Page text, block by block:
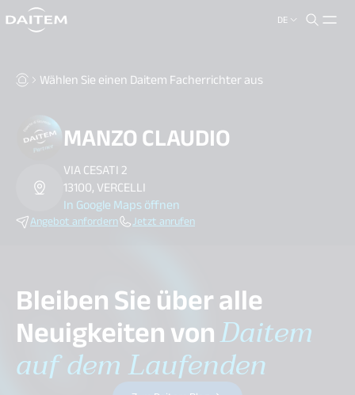
DE
search.label
Wählen Sie einen Daitem Facherrichter aus
MANZO CLAUDIO
VIA CESATI 2
13100, VERCELLI
In Google Maps öffnen
Angebot anfordern Jetzt anrufen
Bleiben Sie über alle
Neuigkeiten vonDaitem
auf dem Laufenden